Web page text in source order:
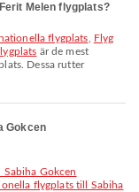
Melen flygplats?
flygplats
Flyg
är de mest
Dessa rutter
Gokcen
flygplats till Sabiha